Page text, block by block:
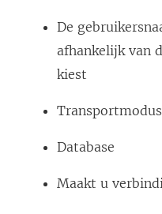
De
afhankelijk van
kiest
Transportmodus
Database
Maakt u